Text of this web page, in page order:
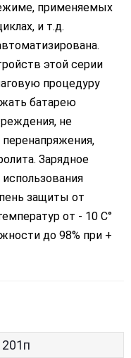
применяемых
и т.д.
этой серии
процедуру
батарею
не
перенапряжения,
Зарядное
защиты от
от - 10 С°
до 98% при +
201п